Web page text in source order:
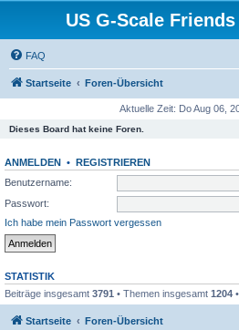
US G-Scale
FAQ
Startseite Foren-Übersicht
Aktuelle Zeit: Do Aug 06,
Dieses Board hat keine Foren.
ANMELDEN • REGISTRIEREN
Benutzername:
Passwort:
Ich habe mein Passwort vergessen
STATISTIK
Beiträge insgesamt 3791 • Themen insgesamt 1204
Startseite Foren-Übersicht